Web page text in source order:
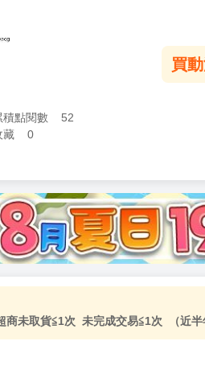
積點閱數
52
藏 0
買
未取貨≦1次 未完成交易≦1次 （近半